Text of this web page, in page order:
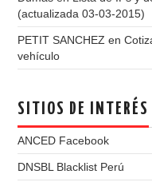
(actualizada 03-03-2015)
PETIT SANCHEZ en
vehículo
SITIOS DE INTERÉS
ANCED Facebook
DNSBL Blacklist Perú